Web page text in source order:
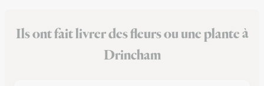
Ils ont fait livrer des fleurs ou une plante à
Drincham